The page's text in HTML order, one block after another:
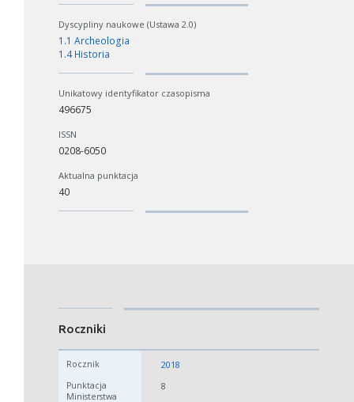
Dyscypliny naukowe (Ustawa 2.0)
1.1 Archeologia
1.4 Historia
Unikatowy identyfikator czasopisma
496675
ISSN
0208-6050
Aktualna punktacja
40
Roczniki
2018
8